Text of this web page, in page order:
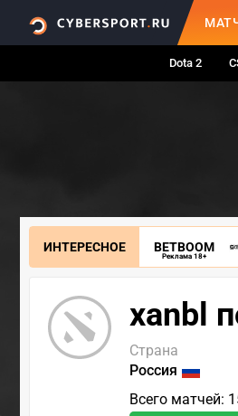
Dota 2
ИНТЕРЕСНОЕ BETBOOM
Реклама 18+
xanbl
Страна
Россия
Всего матчей: